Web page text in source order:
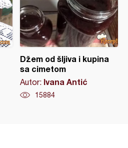
Džem od šljiva i kupina
sa cimetom
Autor: Ivana Antić
15884